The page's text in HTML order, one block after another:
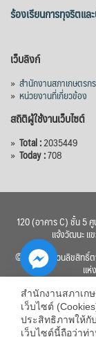
ร้องเรียนการทุจริตแ
เว็บลิงก์
» สำนักงานสภาเกษตรก
» หน่วยงานที่เกี่ยวข้อง
สถิติผู้ใช้งานเว็บไซต์
» Total :2035449
» Today :708
120 (อาคาร C) ชั้น 5
แจ้งวัฒนะ แ
© 2560 สงวนลิขสิทธิ์
แห่
สำนักงานสภาเก
เว็บไซต์
ประสิทธิภาพให้กั
เว็บไซต์นี้ถือว่าท่